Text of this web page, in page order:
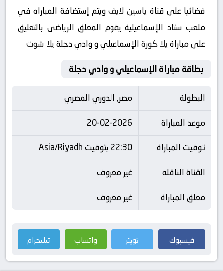
فضائيا على قناة ياسين لايفويتم إستضافة المباراه في
ملعب ستاد الإسماعيلية يقوم المعلق الرياضى بالتعليق
على مباراةيلا كورةالإسماعيلي و وادي دجلةيلا شوت
بطاقة مباراة الإسماعيلي و وادي دجلة
البطولة
مصر, الدوري المصري
موعد المباراة
20-02-2026
توقيت المباراة
22:30 بتوقيت Asia/Riyadh
القناة الناقله
غير معروف
معلق المباراة
غير معروف
فيسبوك تويتر واتساب تيليجرام